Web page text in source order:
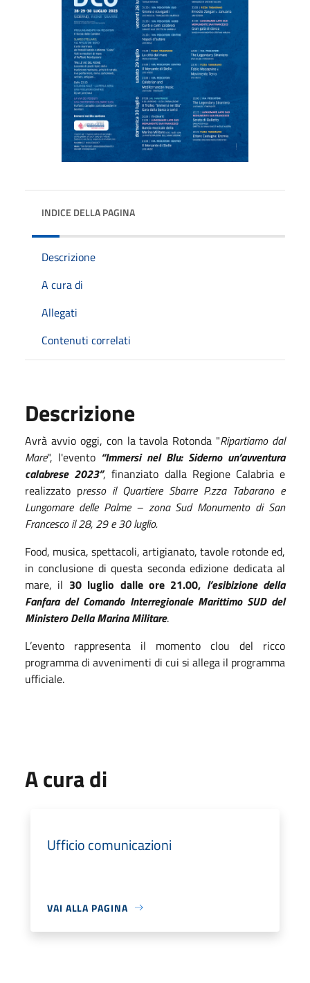
INDICE DELLA PAGINA
Descrizione
A cura di
Allegati
Contenuti correlati
Descrizione
Avrà avvio oggi, con la tavola Rotonda "Ripartiamo dal
Mare", l'evento “Immersi nel Blu: Siderno un’avventura
calabrese 2023”, finanziato dalla Regione Calabria e
realizzato presso il Quartiere Sbarre P.zza Tabarano e
Lungomare delle Palme – zona Sud Monumento di San
Francesco il 28, 29 e 30 luglio.
Food, musica, spettacoli, artigianato, tavole rotonde ed,
in conclusione di questa seconda edizione dedicata al
mare, il 30 luglio dalle ore 21.00, l’esibizione della
Fanfara del Comando Interregionale Marittimo SUD del
Ministero Della Marina Militare.
L’evento rappresenta il momento clou del ricco
programma di avvenimenti di cui si allega il programma
ufficiale.
A cura di
Ufficio comunicazioni
VAI ALLA PAGINA